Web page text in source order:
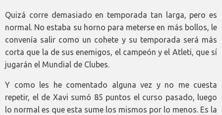
Quizá corre demasiado en temporada tan larga, pero es
normal. No estaba su horno para meterse en más bollos, le
convenía salir como un cohete y su temporada será más
corta que la de sus enemigos, el campeón y el Atleti, que sí
jugarán el Mundial de Clubes.
Y como les he comentado alguna vez y no me cuesta
repetir, el de Xavi sumó 85 puntos el curso pasado, luego
lo normal es que esta sume los mismos por lo menos. Es la